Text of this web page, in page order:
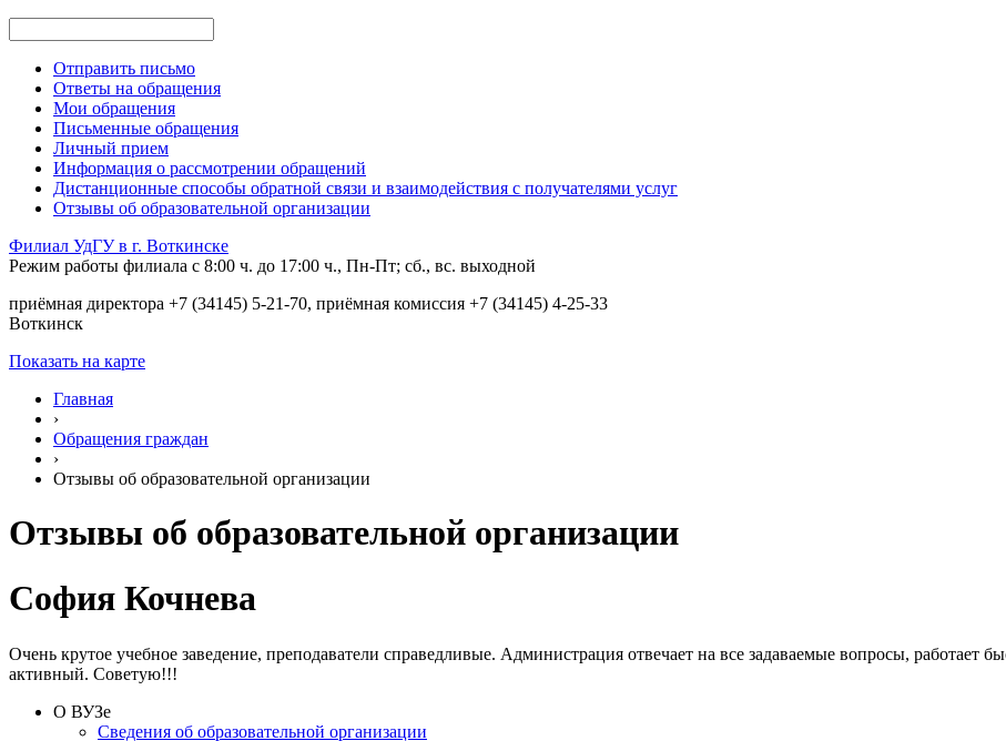
Отправить письмо
Ответы на обращения
Мои обращения
Письменные обращения
Личный прием
Информация о рассмотрении обращений
Дистанционные способы обратной связи и взаимодействия с получателями услуг
Отзывы об образовательной организации
Филиал УдГУ в г. Воткинске
Режим работы филиала с 8:00 ч. до 17:00 ч., Пн-Пт; сб., вс. выходной
приёмная директора +7 (34145) 5-21-70, приёмная комиссия +7 (34145) 4-25-33
Воткинск
Показать на карте
Главная
›
Обращения граждан
›
Отзывы об образовательной организации
Отзывы об образовательной организации
София Кочнева
Очень крутое учебное заведение, преподаватели справедливые. Администрация отвечает на все задаваемые вопросы, работает
активный. Советую!!!
О ВУЗе
Сведения об образовательной организации